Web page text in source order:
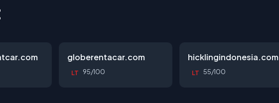
globerentacar.com
LT 95/100
hicklingindonesia.com
LT 55/100